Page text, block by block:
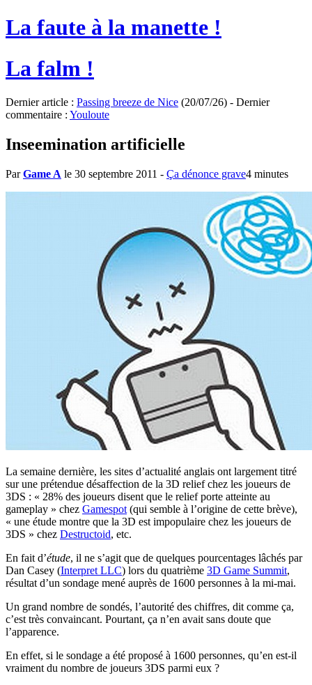
La faute à la manette !
La falm !
Dernier article : Passing breeze de Nice (20/07/26) - Dernier
commentaire : Youloute
Inseemination artificielle
ParGame A le 30 septembre 2011 - Ça dénonce grave4 minutes
La semaine dernière, les sites d’actualité anglais ont largement titré
sur une prétendue désaffection de la 3D relief chez les joueurs de
3DS : « 28% des joueurs disent que le relief porte atteinte au
gameplay » chez Gamespot (qui semble à l’origine de cette brève),
« une étude montre que la 3D est impopulaire chez les joueurs de
3DS » chez Destructoid, etc.
En fait d’étude, il ne s’agit que de quelques pourcentages lâchés par
Dan Casey (Interpret LLC) lors du quatrième 3D Game Summit,
résultat d’un sondage mené auprès de 1600 personnes à la mi-mai.
Un grand nombre de sondés, l’autorité des chiffres, dit comme ça,
c’est très convaincant. Pourtant, ça n’en avait sans doute que
l’apparence.
En effet, si le sondage a été proposé à 1600 personnes, qu’en est-il
vraiment du nombre de joueurs 3DS parmi eux ?